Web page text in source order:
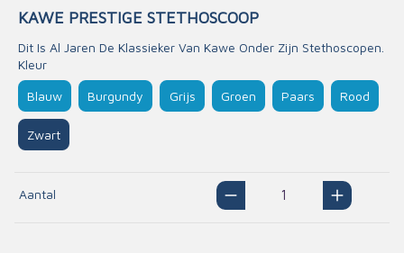
KAWE PRESTIGE STETHOSCOOP
Dit Is Al Jaren De Klassieker Van Kawe Onder Zijn Stethoscopen.
Kleur
Blauw Burgundy Grijs Groen Paars Rood
Zwart
Aantal